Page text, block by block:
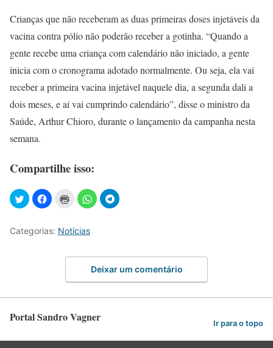
Crianças que não receberam as duas primeiras doses injetáveis da
vacina contra pólio não poderão receber a gotinha. “Quando a
gente recebe uma criança com calendário não iniciado, a gente
inicia com o cronograma adotado normalmente. Ou seja, ela vai
receber a primeira vacina injetável naquele dia, a segunda dali a
dois meses, e aí vai cumprindo calendário”, disse o ministro da
Saúde, Arthur Chioro, durante o lançamento da campanha nesta
semana.
Compartilhe isso:
Categorias: Notícias
Deixar um comentário
Portal Sandro Vagner Ir para o topo